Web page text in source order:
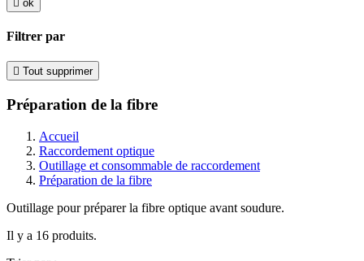
 ok
Filtrer par
 Tout supprimer
Préparation de la fibre
Accueil
Raccordement optique
Outillage et consommable de raccordement
Préparation de la fibre
Outillage pour préparer la fibre optique avant soudure.
Il y a 16 produits.